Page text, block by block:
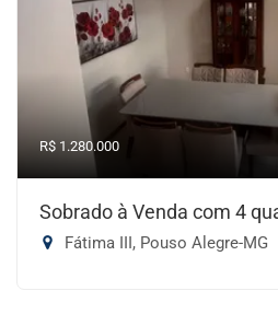
R$ 1.280.000
Sobrado à Venda com 4
Fátima III, Pouso Alegre-MG